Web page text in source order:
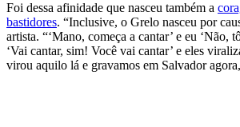
Foi dessa afinidade que nasceu também a
bastidores. “Inclusive, o Grelo nasceu por
artista. “‘Mano, começa a cantar’ e eu ‘Não,
‘Vai cantar, sim! Você vai cantar’ e eles
virou aquilo lá e gravamos em Salvador